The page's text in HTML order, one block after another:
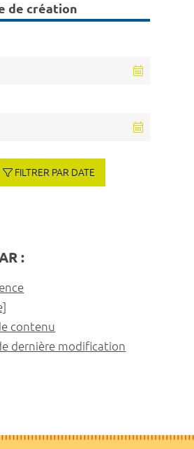
de création
FILTRER PAR DATE
:
contenu
dernière modification